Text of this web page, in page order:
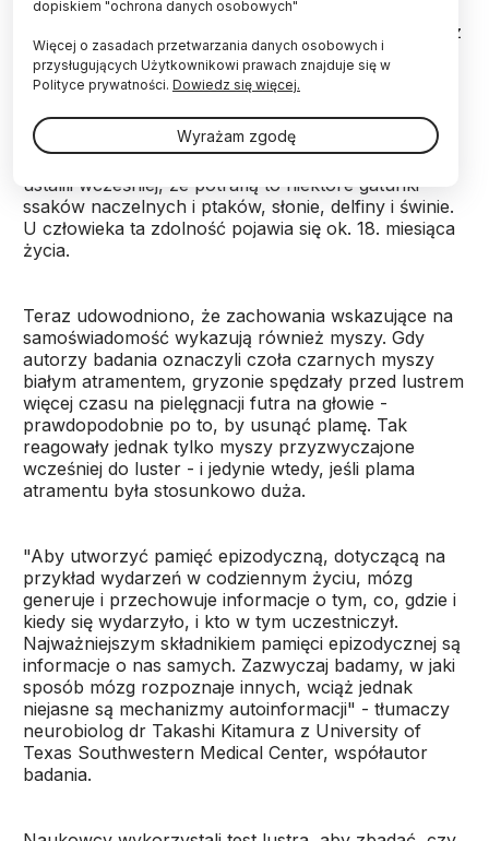
Myszy pozytywnie przechodzą test lustra - wynika z
raportu opublikowanego w magazynie "Neuron"
(10.1016/j.neuron.2023.10.022). Taki sprawdzian jest
jedną z podstawowych metod badania
samoświadomości zwierząt. Za pozytywny wynik
uznaje się rozpoznanie w lustrze swojego odbicia (a
ustalili wcześniej, że potrafią to niektóre gatunki
ssaków naczelnych i ptaków, słonie, delfiny i świnie.
U człowieka ta zdolność pojawia się ok. 18. miesiąca
życia.
Teraz udowodniono, że zachowania wskazujące na
samoświadomość wykazują również myszy. Gdy
autorzy badania oznaczyli czoła czarnych myszy
białym atramentem, gryzonie spędzały przed lustrem
więcej czasu na pielęgnacji futra na głowie -
prawdopodobnie po to, by usunąć plamę. Tak
reagowały jednak tylko myszy przyzwyczajone
wcześniej do luster - i jedynie wtedy, jeśli plama
atramentu była stosunkowo duża.
"Aby utworzyć pamięć epizodyczną, dotyczącą na
przykład wydarzeń w codziennym życiu, mózg
generuje i przechowuje informacje o tym, co, gdzie i
kiedy się wydarzyło, i kto w tym uczestniczył.
Najważniejszym składnikiem pamięci epizodycznej są
informacje o nas samych. Zazwyczaj badamy, w jaki
sposób mózg rozpoznaje innych, wciąż jednak
niejasne są mechanizmy autoinformacji" - tłumaczy
neurobiolog dr Takashi Kitamura z University of
Texas Southwestern Medical Center, współautor
badania.
dopiskiem "ochrona danych osobowych"
Więcej o zasadach przetwarzania danych osobowych i
przysługujących Użytkownikowi prawach znajduje się w
Polityce prywatności. Dowiedz się więcej.
Wyrażam zgodę